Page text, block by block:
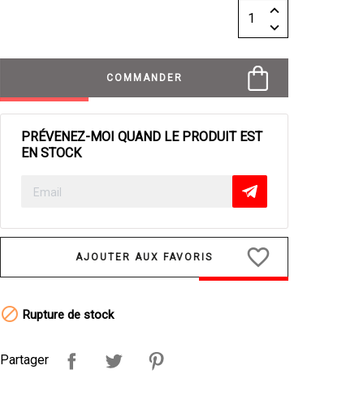
COMMANDER
PRÉVENEZ-MOI QUAND LE PRODUIT EST
EN STOCK
favorite_border
 Rupture de stock
Partager